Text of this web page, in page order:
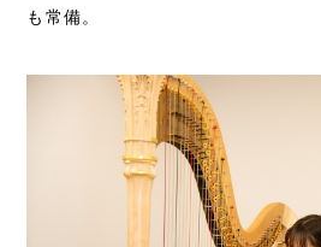
も常備。